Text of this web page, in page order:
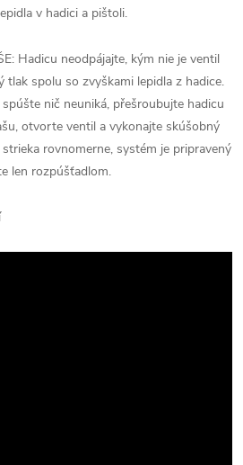
v hadici a pištoli.
Hadicu neodpájajte, kým nie je ventil
tlak spolu so zvyškami lepidla z hadice.
nič neuniká, přešroubujte hadicu
otvorte ventil a vykonajte skúšobný
rovnomerne, systém je pripravený
len rozpúšťadlom.